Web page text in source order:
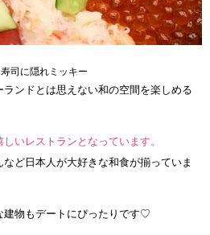
司に隠れミッキー
ンドとは思えない和の空間を楽しめる
いレストランとなっています。
ど日本人が大好きな和食が揃っていま
建物もデートにぴったりです♡